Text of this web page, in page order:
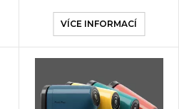
VÍCE INFORMACÍ